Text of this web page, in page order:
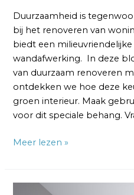
Duurzaamheid is
bij het renoveren van
biedt een
wandafwerking. In deze
van duurzaam renoveren
ontdekken we hoe deze
groen interieur. Maak
voor dit speciale behang.
Meer lezen »
Renovlies